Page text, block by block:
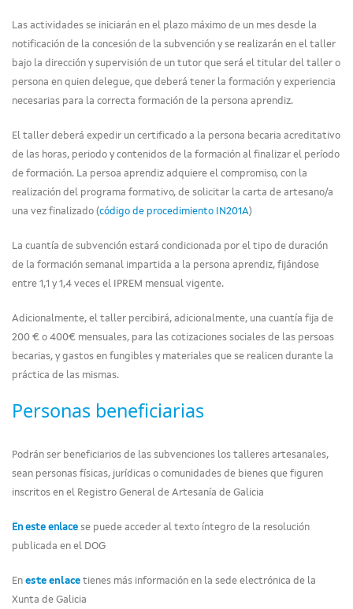
Las actividades se iniciarán en el plazo máximo de un mes desde la
notificación de la concesión de la subvención y se realizarán en el taller
bajo la dirección y supervisión de un tutor que será el titular del taller o
persona en quien delegue, que deberá tener la formación y experiencia
necesarias para la correcta formación de la persona aprendiz.
El taller deberá expedir un certificado a la persona becaria acreditativo
de las horas, periodo y contenidos de la formación al finalizar el período
de formación. La persoa aprendiz adquiere el compromiso, con la
realización del programa formativo, de solicitar la carta de artesano/a
una vez finalizado (código de procedimiento IN201A)
La cuantía de subvención estará condicionada por el tipo de duración
de la formación semanal impartida a la persona aprendiz, fijándose
entre 1,1 y 1,4 veces el IPREM mensual vigente.
Adicionalmente, el taller percibirá, adicionalmente, una cuantía fija de
200 € o 400€ mensuales, para las cotizaciones sociales de las persoas
becarias, y gastos en fungibles y materiales que se realicen durante la
práctica de las mismas.
Personas beneficiarias
Podrán ser beneficiarios de las subvenciones los talleres artesanales,
sean personas físicas, jurídicas o comunidades de bienes que figuren
inscritos en el Registro General de Artesanía de Galicia
En este enlace se puede acceder al texto íntegro de la resolución
publicada en el DOG
En este enlace tienes más información en la sede electrónica de la
Xunta de Galicia